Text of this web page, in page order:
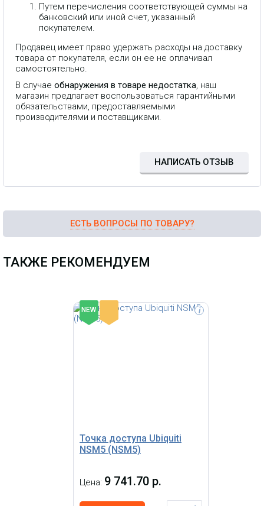
Путем перечисления соответствующей суммы на
банковский или иной счет, указанный
покупателем.
Продавец имеет право удержать расходы на доставку
товара от покупателя, если он ее не оплачивал
самостоятельно.
В случае обнаружения в товаре недостатка , наш
магазин предлагает воспользоваться гарантийными
обязательствами, предоставляемыми
производителями и поставщиками.
НАПИСАТЬ ОТЗЫВ
ЕСТЬ ВОПРОСЫ ПО ТОВАРУ?
ТАКЖЕ РЕКОМЕНДУЕМ
NEW
Точка доступа Ubiquiti
NSM5 (NSM5)
Цена: 9 741.70 р.
i
Компактный и мощный радиомост
5 ГГц с интегрированной антенной.
Рабочая частота: 5 ГГц (5170–
5875 МГц) Усиление антенны:
14.6–16.1 dBi Интерфейсы: 2 ×
потребление: около 8 Вт Корпус:
для наружного монтажа, УФ-
стабилизированный пластик,